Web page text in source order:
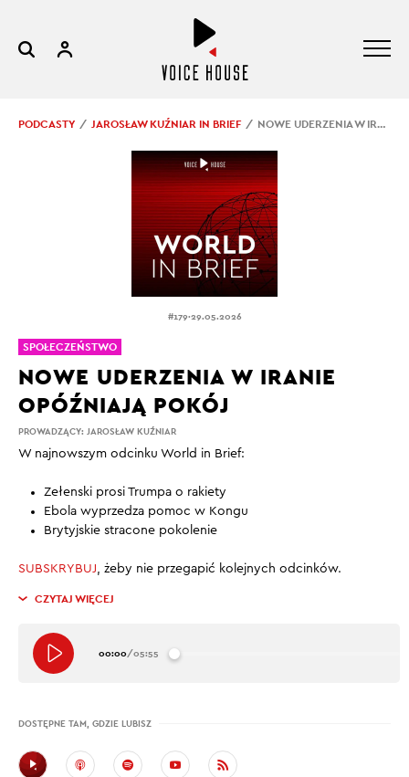
PODCASTY JAROSŁAW KUŹNIAR IN BRIEF NOWE UDERZENIA W IRANIE OPÓŹNIAJĄ POKÓJ
#179.29.05.2026
PROWADZĄCY: JAROSŁAW KUŹNIAR
NOWE UDERZENIA W IRANIE
OPÓŹNIAJĄ POKÓJ
W najnowszym odcinku World in Brief:
Zełenski prosi Trumpa o rakiety
Ebola wyprzedza pomoc w Kongu
Brytyjskie stracone pokolenie
SUBSKRYBUJ, żeby nie przegapić kolejnych odcinków.
CZYTAJ WIĘCEJ
00:00/05:55
DOSTĘPNE TAM, GDZIE LUBISZ
SPOŁECZEŃSTWO